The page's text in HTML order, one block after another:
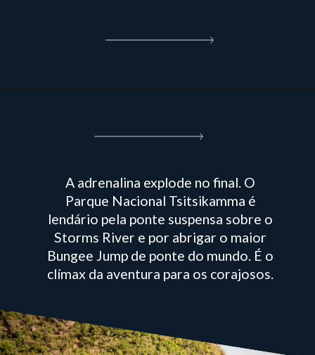
A adrenalina explode no final. O
Parque Nacional Tsitsikamma é
lendário pela ponte suspensa sobre o
Storms River e por abrigar o maior
Bungee Jump de ponte do mundo. É o
clímax da aventura para os corajosos.